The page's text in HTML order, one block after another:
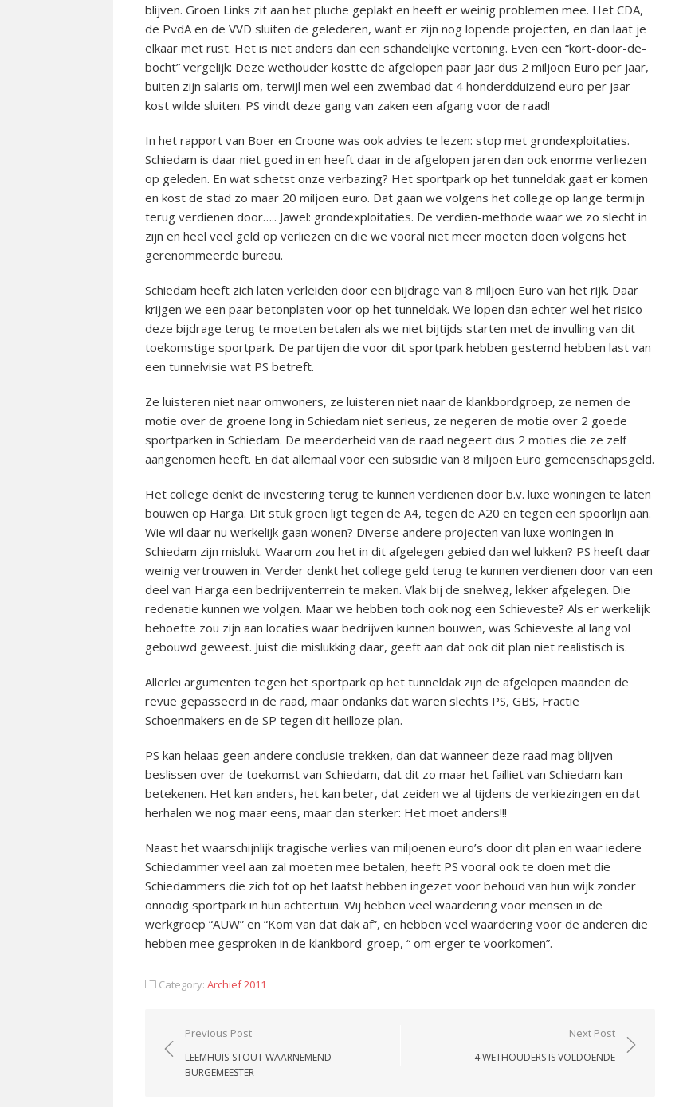
blijven. Groen Links zit aan het pluche geplakt en heeft er weinig problemen mee. Het CDA,
de PvdA en de VVD sluiten de gelederen, want er zijn nog lopende projecten, en dan laat je
elkaar met rust. Het is niet anders dan een schandelijke vertoning. Even een “kort-door-de-
bocht” vergelijk: Deze wethouder kostte de afgelopen paar jaar dus 2 miljoen Euro per jaar,
buiten zijn salaris om, terwijl men wel een zwembad dat 4 honderdduizend euro per jaar
kost wilde sluiten. PS vindt deze gang van zaken een afgang voor de raad!
In het rapport van Boer en Croone was ook advies te lezen: stop met grondexploitaties.
Schiedam is daar niet goed in en heeft daar in de afgelopen jaren dan ook enorme verliezen
op geleden. En wat schetst onze verbazing? Het sportpark op het tunneldak gaat er komen
en kost de stad zo maar 20 miljoen euro. Dat gaan we volgens het college op lange termijn
terug verdienen door….. Jawel: grondexploitaties. De verdien-methode waar we zo slecht in
zijn en heel veel geld op verliezen en die we vooral niet meer moeten doen volgens het
gerenommeerde bureau.
Schiedam heeft zich laten verleiden door een bijdrage van 8 miljoen Euro van het rijk. Daar
krijgen we een paar betonplaten voor op het tunneldak. We lopen dan echter wel het risico
deze bijdrage terug te moeten betalen als we niet bijtijds starten met de invulling van dit
toekomstige sportpark. De partijen die voor dit sportpark hebben gestemd hebben last van
een tunnelvisie wat PS betreft.
Ze luisteren niet naar omwoners, ze luisteren niet naar de klankbordgroep, ze nemen de
motie over de groene long in Schiedam niet serieus, ze negeren de motie over 2 goede
sportparken in Schiedam. De meerderheid van de raad negeert dus 2 moties die ze zelf
aangenomen heeft. En dat allemaal voor een subsidie van 8 miljoen Euro gemeenschapsgeld.
Het college denkt de investering terug te kunnen verdienen door b.v. luxe woningen te laten
bouwen op Harga. Dit stuk groen ligt tegen de A4, tegen de A20 en tegen een spoorlijn aan.
Wie wil daar nu werkelijk gaan wonen? Diverse andere projecten van luxe woningen in
Schiedam zijn mislukt. Waarom zou het in dit afgelegen gebied dan wel lukken? PS heeft daar
weinig vertrouwen in. Verder denkt het college geld terug te kunnen verdienen door van een
deel van Harga een bedrijventerrein te maken. Vlak bij de snelweg, lekker afgelegen. Die
redenatie kunnen we volgen. Maar we hebben toch ook nog een Schieveste? Als er werkelijk
behoefte zou zijn aan locaties waar bedrijven kunnen bouwen, was Schieveste al lang vol
gebouwd geweest. Juist die mislukking daar, geeft aan dat ook dit plan niet realistisch is.
Allerlei argumenten tegen het sportpark op het tunneldak zijn de afgelopen maanden de
revue gepasseerd in de raad, maar ondanks dat waren slechts PS, GBS, Fractie
Schoenmakers en de SP tegen dit heilloze plan.
PS kan helaas geen andere conclusie trekken, dan dat wanneer deze raad mag blijven
beslissen over de toekomst van Schiedam, dat dit zo maar het failliet van Schiedam kan
betekenen. Het kan anders, het kan beter, dat zeiden we al tijdens de verkiezingen en dat
herhalen we nog maar eens, maar dan sterker: Het moet anders!!!
Naast het waarschijnlijk tragische verlies van miljoenen euro’s door dit plan en waar iedere
Schiedammer veel aan zal moeten mee betalen, heeft PS vooral ook te doen met die
Schiedammers die zich tot op het laatst hebben ingezet voor behoud van hun wijk zonder
onnodig sportpark in hun achtertuin. Wij hebben veel waardering voor mensen in de
werkgroep “AUW” en “Kom van dat dak af”, en hebben veel waardering voor de anderen die
hebben mee gesproken in de klankbord-groep, “ om erger te voorkomen”.
Category: Archief 2011
Post
navigation
Previous Post
LEEMHUIS-STOUT WAARNEMEND
BURGEMEESTER
Next Post
4 WETHOUDERS IS VOLDOENDE